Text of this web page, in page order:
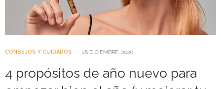
CONSEJOS Y CUIDADOS 28 DICIEMBRE, 2020
4 propósitos de año nuevo para